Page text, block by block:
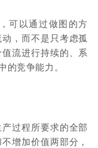
，可以通过做图的方
，而不是只考虑孤
流进行持续的、系
的竞争能力。
过程所要求的全部
增加价值两部分，